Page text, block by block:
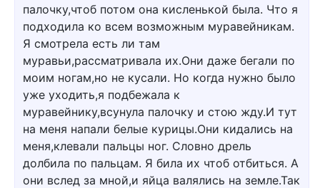
палочку,чтоб потом она кисленькой была. Что я
подходила ко всем возможным муравейникам.
Я смотрела есть ли там
муравьи,рассматривала их.Они даже бегали по
моим ногам,но не кусали. Но когда нужно было
уже уходить,я подбежала к
муравейнику,всунула палочку и стою жду.И тут
на меня напали белые курицы.Они кидались на
меня,клевали пальцы ног. Словно дрель
долбила по пальцам. Я била их чтоб отбиться. А
они вслед за мной,и яйца валялись на земле.Так